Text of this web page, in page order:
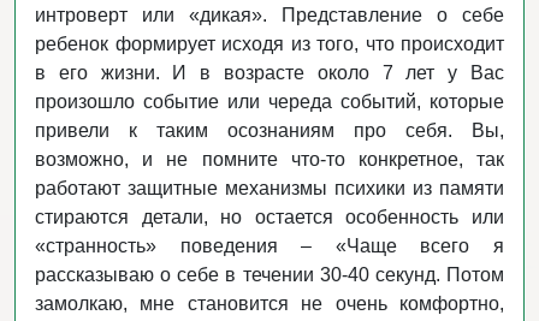
интроверт или «дикая». Представление о себе
ребенок формирует исходя из того, что происходит
в его жизни. И в возрасте около 7 лет у Вас
произошло событие или череда событий, которые
привели к таким осознаниям про себя. Вы,
возможно, и не помните что-то конкретное, так
работают защитные механизмы психики из памяти
стираются детали, но остается особенность или
«странность» поведения – «Чаще всего я
рассказываю о себе в течении 30-40 секунд. Потом
замолкаю, мне становится не очень комфортно,